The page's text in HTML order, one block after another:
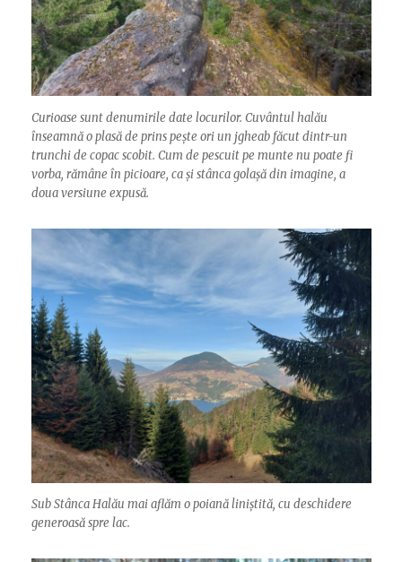
Curioase sunt denumirile date locurilor. Cuvântul halău
înseamnă o plasă de prins pește ori un jgheab făcut dintr-un
trunchi de copac scobit. Cum de pescuit pe munte nu poate fi
vorba, rămâne în picioare, ca și stânca golașă din imagine, a
doua versiune expusă.
Sub Stânca Halău mai aflăm o poiană liniștită, cu deschidere
generoasă spre lac.